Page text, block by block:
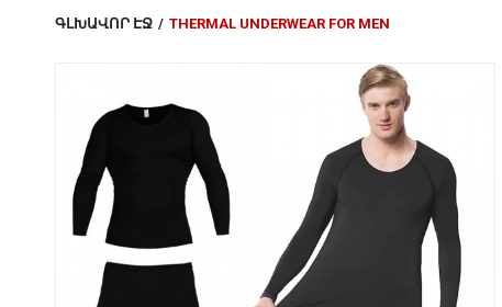
ԳԼԽԱՎՈՐ ԷՋ / THERMAL UNDERWEAR FOR MEN